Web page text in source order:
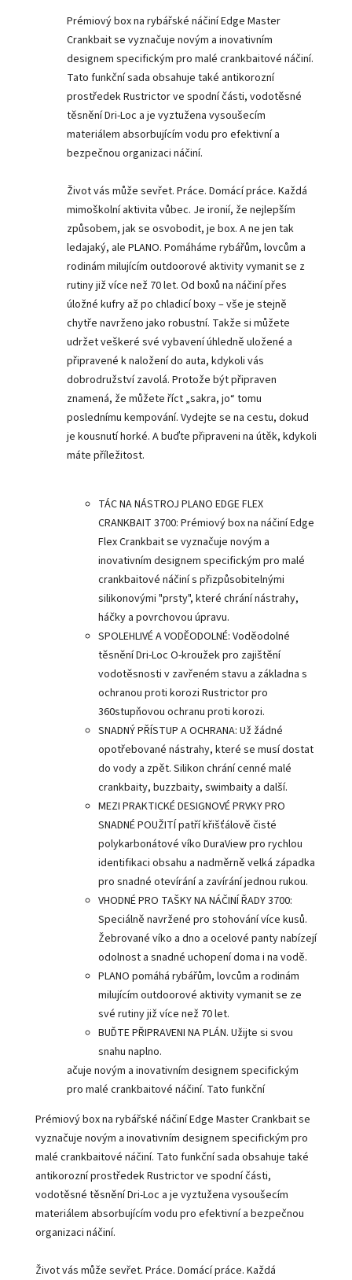
Prémiový box na rybářské náčiní Edge Master
Crankbait se vyznačuje novým a inovativním
designem specifickým pro malé crankbaitové náčiní.
Tato funkční sada obsahuje také antikorozní
prostředek Rustrictor ve spodní části, vodotěsné
těsnění Dri-Loc a je vyztužena vysoušecím
materiálem absorbujícím vodu pro efektivní a
bezpečnou organizaci náčiní.
Život vás může sevřet. Práce. Domácí práce. Každá
mimoškolní aktivita vůbec. Je ironií, že nejlepším
způsobem, jak se osvobodit, je box. A ne jen tak
ledajaký, ale PLANO. Pomáháme rybářům, lovcům a
rodinám milujícím outdoorové aktivity vymanit se z
rutiny již více než 70 let. Od boxů na náčiní přes
úložné kufry až po chladicí boxy – vše je stejně
chytře navrženo jako robustní. Takže si můžete
udržet veškeré své vybavení úhledně uložené a
připravené k naložení do auta, kdykoli vás
dobrodružství zavolá. Protože být připraven
znamená, že můžete říct „sakra, jo“ tomu
poslednímu kempování. Vydejte se na cestu, dokud
je kousnutí horké. A buďte připraveni na útěk, kdykoli
máte příležitost.
TÁC NA NÁSTROJ PLANO EDGE FLEX
CRANKBAIT 3700: Prémiový box na náčiní Edge
Flex Crankbait se vyznačuje novým a
inovativním designem specifickým pro malé
crankbaitové náčiní s přizpůsobitelnými
silikonovými "prsty", které chrání nástrahy,
háčky a povrchovou úpravu.
SPOLEHLIVÉ A VODĚODOLNÉ: Voděodolné
těsnění Dri-Loc O-kroužek pro zajištění
vodotěsnosti v zavřeném stavu a základna s
ochranou proti korozi Rustrictor pro
360stupňovou ochranu proti korozi.
SNADNÝ PŘÍSTUP A OCHRANA: Už žádné
opotřebované nástrahy, které se musí dostat
do vody a zpět. Silikon chrání cenné malé
crankbaity, buzzbaity, swimbaity a další.
MEZI PRAKTICKÉ DESIGNOVÉ PRVKY PRO
SNADNÉ POUŽITÍ patří křišťálově čisté
polykarbonátové víko DuraView pro rychlou
identifikaci obsahu a nadměrně velká západka
pro snadné otevírání a zavírání jednou rukou.
VHODNÉ PRO TAŠKY NA NÁČINÍ ŘADY 3700:
Speciálně navržené pro stohování více kusů.
Žebrované víko a dno a ocelové panty nabízejí
odolnost a snadné uchopení doma i na vodě.
PLANO pomáhá rybářům, lovcům a rodinám
milujícím outdoorové aktivity vymanit se ze
své rutiny již více než 70 let.
BUĎTE PŘIPRAVENI NA PLÁN. Užijte si svou
snahu naplno.
ačuje novým a inovativním designem specifickým
pro malé crankbaitové náčiní. Tato funkční
Prémiový box na rybářské náčiní Edge Master Crankbait se
vyznačuje novým a inovativním designem specifickým pro
malé crankbaitové náčiní. Tato funkční sada obsahuje také
antikorozní prostředek Rustrictor ve spodní části,
vodotěsné těsnění Dri-Loc a je vyztužena vysoušecím
materiálem absorbujícím vodu pro efektivní a bezpečnou
organizaci náčiní.
Život vás může sevřet. Práce. Domácí práce. Každá